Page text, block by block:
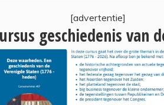
[advertentie]
geschiedenis van